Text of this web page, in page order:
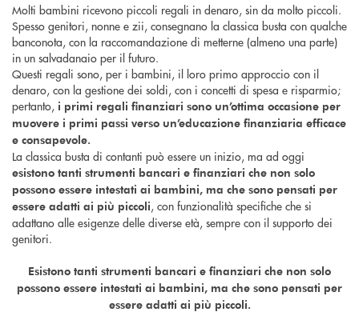
Molti bambini ricevono piccoli regali in denaro, sin da molto piccoli.
Spesso genitori, nonne e zii, consegnano la classica busta con qualche
banconota, con la raccomandazione di metterne (almeno una parte)
in un salvadanaio per il futuro.
Questi regali sono, per i bambini, il loro primo approccio con il
denaro, con la gestione dei soldi, con i concetti di spesa e risparmio;
pertanto, i primi regali finanziari sono un’ottima occasione per
muovere i primi passi verso un’educazione finanziaria efficace
e consapevole.
La classica busta di contanti può essere un inizio, ma ad oggi
esistono tanti strumenti bancari e finanziari che non solo
possono essere intestati ai bambini, ma che sono pensati per
essere adatti ai più piccoli, con funzionalità specifiche che si
adattano alle esigenze delle diverse età, sempre con il supporto dei
genitori.
Esistono tanti strumenti bancari e finanziari che non solo
possono essere intestati ai bambini, ma che sono pensati per
essere adatti ai più piccoli.